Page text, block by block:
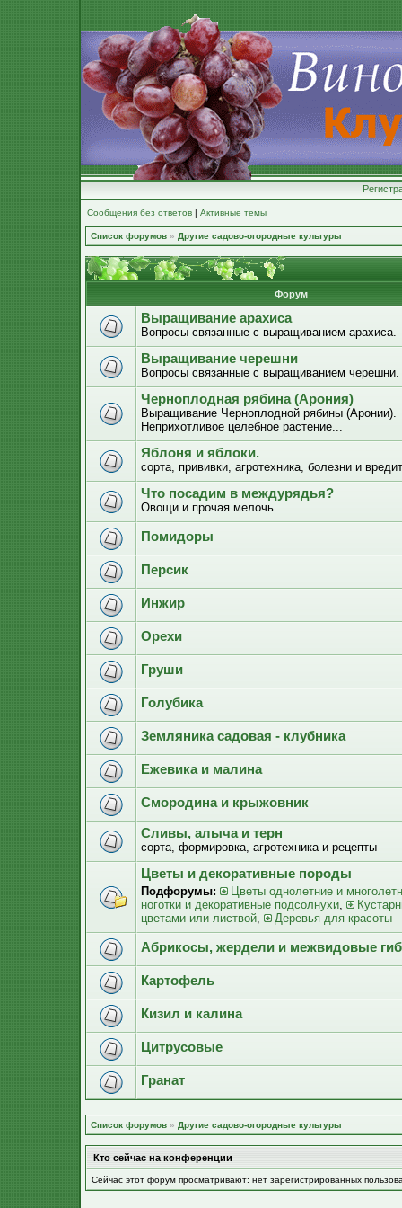
Сообщения без ответов | Активные темы
Список форумов » Другие садово-огородные культуры
Форум
Выращивание арахиса
Вопросы связанные с выращиванием арахиса.
Выращивание черешни
Вопросы связанные с выращиванием черешни.
Черноплодная рябина (Арония)
Выращивание Черноплодной рябины (Аронии).
Неприхотливое целебное растение...
Яблоня и яблоки.
сорта, прививки, агротехника, болезни и
Что посадим в междурядья?
Овощи и прочая мелочь
Помидоры
Персик
Инжир
Орехи
Груши
Голубика
Земляника садовая - клубника
Ежевика и малина
Смородина и крыжовник
Сливы, алыча и терн
сорта, формировка, агротехника и рецепты
Цветы и декоративные породы
Подфорумы:
Цветы однолетние и
ноготки и декоративные подсолнухи,
цветами или листвой, Деревья для красоты
Абрикосы, жердели и межвидовые
Картофель
Кизил и калина
Цитрусовые
Гранат
Список форумов » Другие садово-огородные культуры
Кто сейчас на конференции
Сейчас этот форум просматривают: нет зарегистрированных